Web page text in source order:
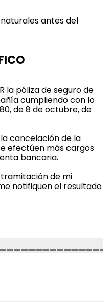
antes del
la póliza de seguro de
cumpliendo con lo
de 8 de octubre, de
cancelación de la
efectúen más cargos
bancaria.
de mi
notifiquen el resultado